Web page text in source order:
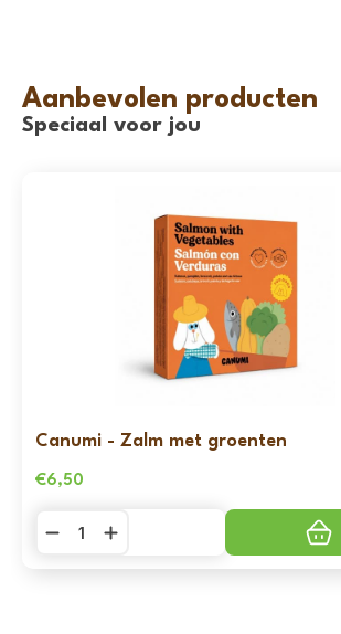
Aanbevolen producten
Speciaal voor jou
Canumi - Zalm met groenten
€6,50